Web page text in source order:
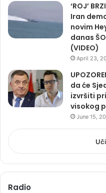
‘ROJ’
Iran
novim
danas
(VIDEO)
April 23,
da će
izvršiti
visokog
June 15,
Radio